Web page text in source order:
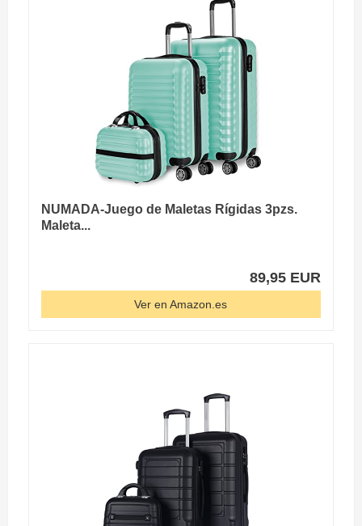
NUMADA-Juego de Maletas Rígidas 3pzs.
Maleta...
89,95 EUR
Ver en Amazon.es